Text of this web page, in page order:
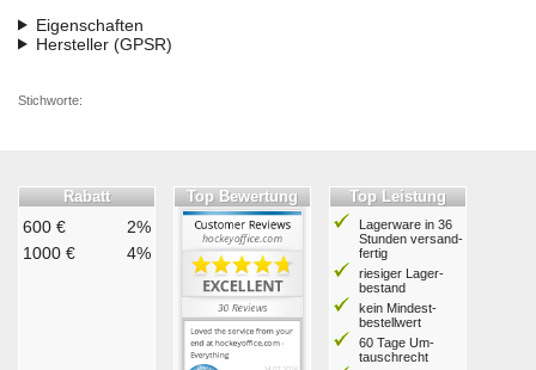
Eigenschaften
Hersteller (GPSR)
Stichworte:
Rabatt
600 €
2%
1000 €
4%
Top Bewertung Top Leistung
Lagerware in 36
Stunden ver­sand­
fertig
riesiger Lager­
bestand
kein Mindest­
bestell­wert
60 Tage Um­
tausch­recht